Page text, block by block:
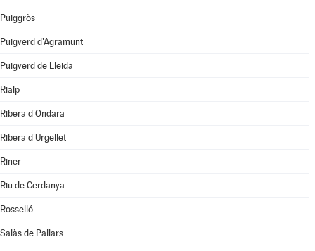
Puiggròs
Puigverd d'Agramunt
Puigverd de Lleida
Rialp
Ribera d'Ondara
Ribera d'Urgellet
Riner
Riu de Cerdanya
Rosselló
Salàs de Pallars